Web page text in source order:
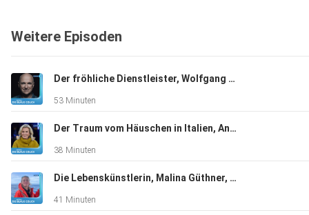
Weitere Episoden
Der fröhliche Dienstleister, Wolfgang Krebs, Kabarettist, "Ich bin dankbar für alles, was ich habe".
53 Minuten
Der Traum vom Häuschen in Italien, Andrea L'Arronge, Schauspielerin, "Das Erste, was ich morgens sehe, ist der Zitronenbaum."
38 Minuten
Die Lebenskünstlerin, Malina Güthner, Wal-Tour-Guide und mehr, "Ich hatte auf jeden Fall total viel Angst"
41 Minuten